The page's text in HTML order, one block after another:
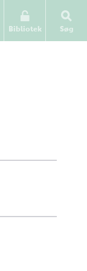
Bibliotek Søg